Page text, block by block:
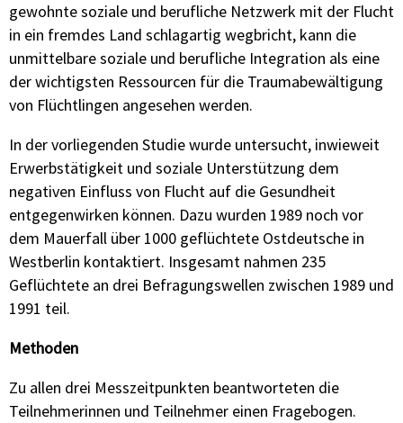
gewohnte soziale und berufliche Netzwerk mit der Flucht
in ein fremdes Land schlagartig wegbricht, kann die
unmittelbare soziale und berufliche Integration als eine
der wichtigsten Ressourcen für die Traumabewältigung
von Flüchtlingen angesehen werden.
In der vorliegenden Studie wurde untersucht, inwieweit
Erwerbstätigkeit und soziale Unterstützung dem
negativen Einfluss von Flucht auf die Gesundheit
entgegenwirken können. Dazu wurden 1989 noch vor
dem Mauerfall über 1000 geflüchtete Ostdeutsche in
Westberlin kontaktiert. Insgesamt nahmen 235
Geflüchtete an drei Befragungswellen zwischen 1989 und
1991 teil.
Methoden
Zu allen drei Messzeitpunkten beantworteten die
Teilnehmerinnen und Teilnehmer einen Fragebogen.